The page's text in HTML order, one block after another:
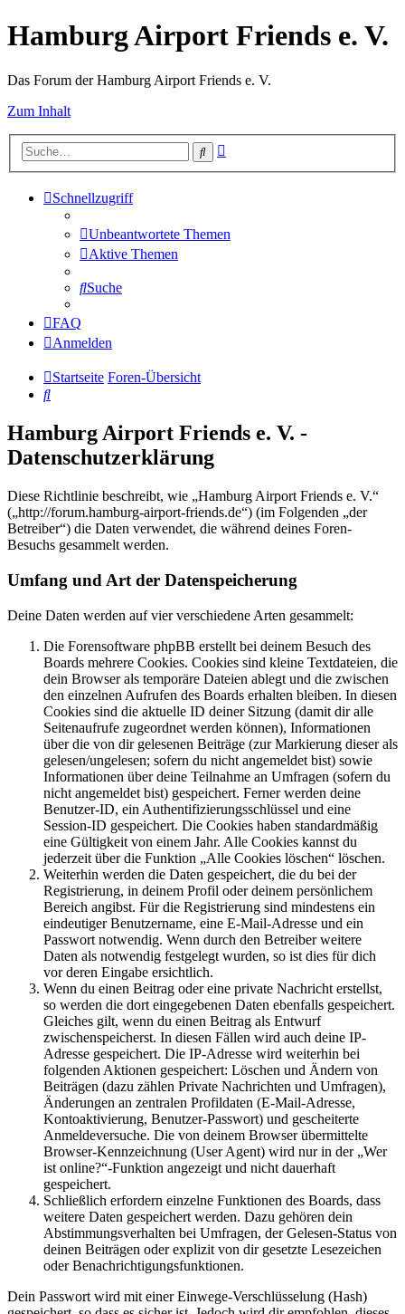
Hamburg Airport Friends e. V.
Das Forum der Hamburg Airport Friends e. V.
Zum Inhalt
Suche
Schnellzugriff
Unbeantwortete Themen
Aktive Themen
Suche
FAQ
Anmelden
Startseite Foren-Übersicht
Suche
Hamburg Airport Friends e. V. -
Datenschutzerklärung
Diese Richtlinie beschreibt, wie „Hamburg Airport Friends e. V.“
(„http://forum.hamburg-airport-friends.de“) (im Folgenden „der
Betreiber“) die Daten verwendet, die während deines Foren-
Besuchs gesammelt werden.
Umfang und Art der Datenspeicherung
Deine Daten werden auf vier verschiedene Arten gesammelt:
Die Forensoftware phpBB erstellt bei deinem Besuch des
Boards mehrere Cookies. Cookies sind kleine Textdateien, die
dein Browser als temporäre Dateien ablegt und die zwischen
den einzelnen Aufrufen des Boards erhalten bleiben. In diesen
Cookies sind die aktuelle ID deiner Sitzung (damit dir alle
Seitenaufrufe zugeordnet werden können), Informationen
über die von dir gelesenen Beiträge (zur Markierung dieser als
gelesen/ungelesen; sofern du nicht angemeldet bist) sowie
Informationen über deine Teilnahme an Umfragen (sofern du
nicht angemeldet bist) gespeichert. Ferner werden deine
Benutzer-ID, ein Authentifizierungsschlüssel und eine
Session-ID gespeichert. Die Cookies haben standardmäßig
eine Gültigkeit von einem Jahr. Alle Cookies kannst du
jederzeit über die Funktion „Alle Cookies löschen“ löschen.
Weiterhin werden die Daten gespeichert, die du bei der
Registrierung, in deinem Profil oder deinem persönlichem
Bereich angibst. Für die Registrierung sind mindestens ein
eindeutiger Benutzername, eine E-Mail-Adresse und ein
Passwort notwendig. Wenn durch den Betreiber weitere
Daten als notwendig festgelegt wurden, so ist dies für dich
vor deren Eingabe ersichtlich.
Wenn du einen Beitrag oder eine private Nachricht erstellst,
so werden die dort eingegebenen Daten ebenfalls gespeichert.
Gleiches gilt, wenn du einen Beitrag als Entwurf
zwischenspeicherst. In diesen Fällen wird auch deine IP-
Adresse gespeichert. Die IP-Adresse wird weiterhin bei
folgenden Aktionen gespeichert: Löschen und Ändern von
Beiträgen (dazu zählen Private Nachrichten und Umfragen),
Änderungen an zentralen Profildaten (E-Mail-Adresse,
Kontoaktivierung, Benutzer-Passwort) und gescheiterte
Anmeldeversuche. Die von deinem Browser übermittelte
Browser-Kennzeichnung (User Agent) wird nur in der „Wer
ist online?“-Funktion angezeigt und nicht dauerhaft
gespeichert.
Schließlich erfordern einzelne Funktionen des Boards, dass
weitere Daten gespeichert werden. Dazu gehören dein
Abstimmungsverhalten bei Umfragen, der Gelesen-Status von
deinen Beiträgen oder explizit von dir gesetzte Lesezeichen
oder Benachrichtigungsfunktionen.
Dein Passwort wird mit einer Einwege-Verschlüsselung (Hash)